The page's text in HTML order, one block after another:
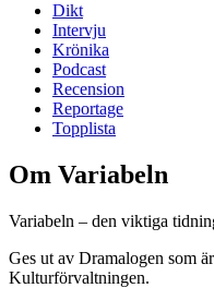
Dikt
Intervju
Krönika
Podcast
Recension
Reportage
Topplista
Om Variabeln
Variabeln – den viktiga
Ges ut av Dramalogen som
Kulturförvaltningen.